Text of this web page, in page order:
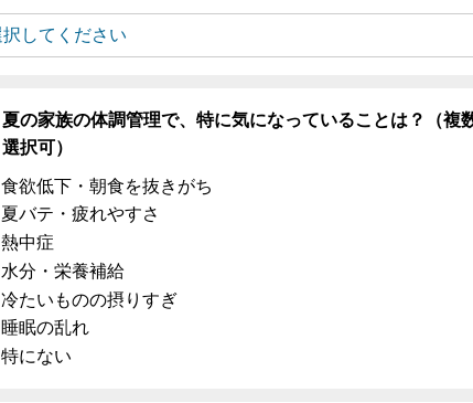
夏の家族の体調管理で、特に気になっていることは？（複
選択可）
食欲低下・朝食を抜きがち
夏バテ・疲れやすさ
熱中症
水分・栄養補給
冷たいものの摂りすぎ
睡眠の乱れ
特にない